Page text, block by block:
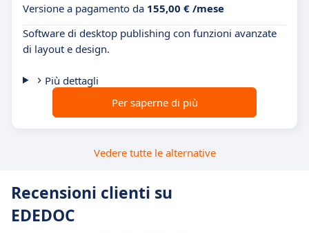
Versione a pagamento da 155,00 € /mese
Software di desktop publishing con funzioni avanzate
di layout e design.
Più dettagli
Per saperne di più
Vedere tutte le alternative
Recensioni clienti su
EDEDOC